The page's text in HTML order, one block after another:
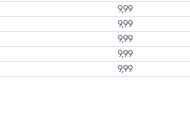
9,99
9,99
9,99
9,99
9,99